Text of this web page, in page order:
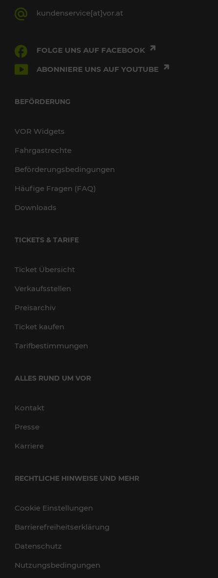
kundenservice[at]vor.at
FOLGE UNS AUF FACEBOOK
ABONNIERE UNS AUF YOUTUBE
BEFÖRDERUNG
VOR Widgets
Fahrgastrechte
Beförderungsbedingungen
Häufige Fragen (FAQ)
Downloads
TICKETS & TARIFE
Ticket Übersicht
Verkaufsstellen
Preisarchiv
Ticket kaufen
Tarifbestimmungen
ALLES RUND UM VOR
Kontakt
Presse
Karriere
RECHTLICHE HINWEISE UND MEHR
Cookie Einstellungen
Barrierefreiheitserklärung
Datenschutz
Nutzungsbedingungen